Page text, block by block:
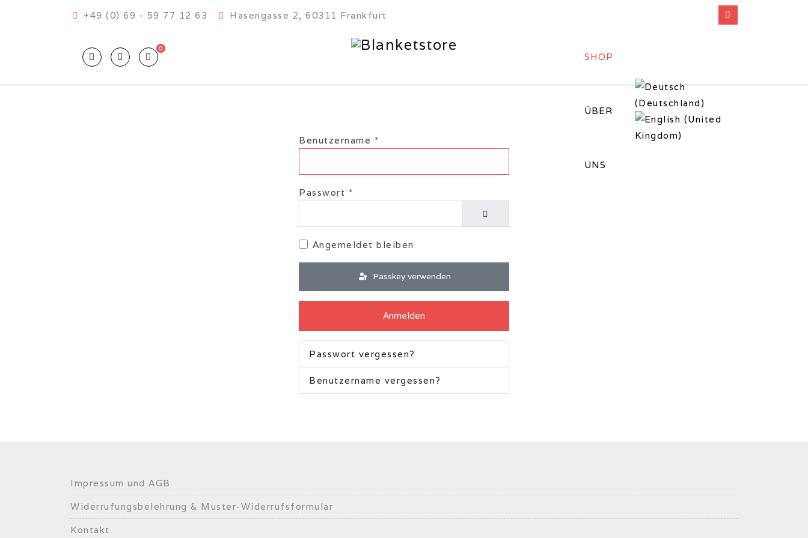
+49 (0) 69 - 59 77 12 63 Hasengasse 2, 60311 Frankfurt
0
SHOP
ÜBER
UNS
Benutzername *
Passwort *
Passwort anzeigen
Angemeldet bleiben
Passkey verwenden
Anmelden
Passwort vergessen?
Benutzername vergessen?
Impressum und AGB
Widerrufungsbelehrung & Muster-Widerrufsformular
Kontakt